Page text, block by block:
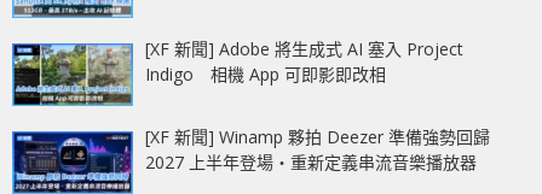
[XF 新聞] Adobe 將生成式 AI 塞入 Project
Indigo 相機 App 可即影即改相
[XF 新聞] Winamp 夥拍 Deezer 準備強勢回歸
2027 上半年登場‧重新定義串流音樂播放器